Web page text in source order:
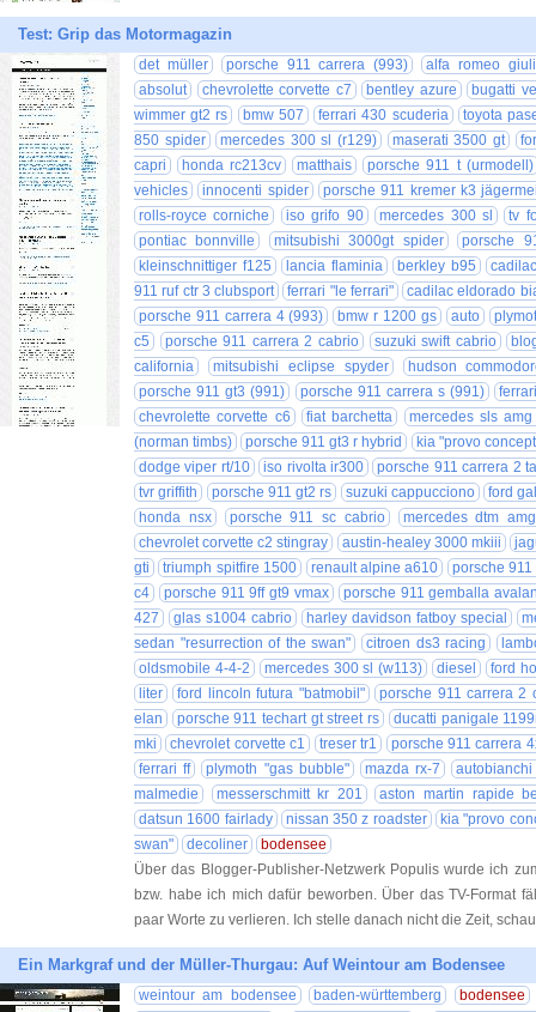
Test: Grip das Motormagazin
det müller porsche 911 carrera (993)
alfa romeo
absolut
chevrolette corvette c7 bentley azure
bugatti
wimmer gt2 rs
bmw 507 ferrari 430 scuderia
toyota
850 spider
mercedes 300 sl (r129) maserati 3500 gt
capri
honda rc213cv matthais
porsche 911 t (urmodell)
vehicles
innocenti spider
porsche 911 kremer k3
rolls-royce corniche
iso grifo 90 mercedes 300 sl
tv
pontiac bonnville
mitsubishi 3000gt spider
porsche
kleinschnittiger f125
lancia flaminia berkley b95
911 ruf ctr 3 clubsport
ferrari "le ferrari"
cadilac eldorado
porsche 911 carrera 4 (993)
bmw r 1200 gs auto
c5
porsche 911 carrera 2 cabrio suzuki swift cabrio
california
mitsubishi eclipse spyder
hudson
porsche 911 gt3 (991)
porsche 911 carrera s (991)
chevrolette corvette c6
fiat barchetta
mercedes sls
(norman timbs)
porsche 911 gt3 r hybrid
kia "provo
dodge viper rt/10
iso rivolta ir300
porsche 911 carrera 2
tvr griffith
porsche 911 gt2 rs suzuki cappucciono
ford
honda nsx
porsche 911 sc cabrio
mercedes dtm
chevrolet corvette c2 stingray
austin-healey 3000 mkiii
gti
triumph spitfire 1500 renault alpine a610
porsche
c4
porsche 911 9ff gt9 vmax
porsche 911 gemballa
427
glas s1004 cabrio harley davidson fatboy special
sedan "resurrection of the swan"
citroen ds3 racing
oldsmobile 4-4-2
mercedes 300 sl (w113) diesel
ford
liter
ford lincoln futura "batmobil"
porsche 911 carrera 2
elan
porsche 911 techart gt street rs
ducatti panigale
mki
chevrolet corvette c1 treser tr1
porsche 911 carrera
ferrari ff
plymoth "gas bubble" mazda rx-7
malmedie
messerschmitt kr 201
aston martin rapide
datsun 1600 fairlady
nissan 350 z roadster
kia "provo
swan"
decoliner
bodensee
Über das Blogger-Publisher-Netzwerk Populis wurde ich
bzw. habe ich mich dafür beworben. Über das TV-Format
paar Worte zu verlieren. Ich stelle danach nicht die Zeit,
Ein Markgraf und der Müller-Thurgau: Auf Weintour am Bodensee
weintour am bodensee baden-württemberg bodensee